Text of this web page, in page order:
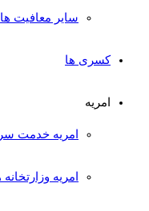
سایر معافیت ها
کسری ها
امریه
امریه خدمت سربازی
امریه وزارتخانه ها